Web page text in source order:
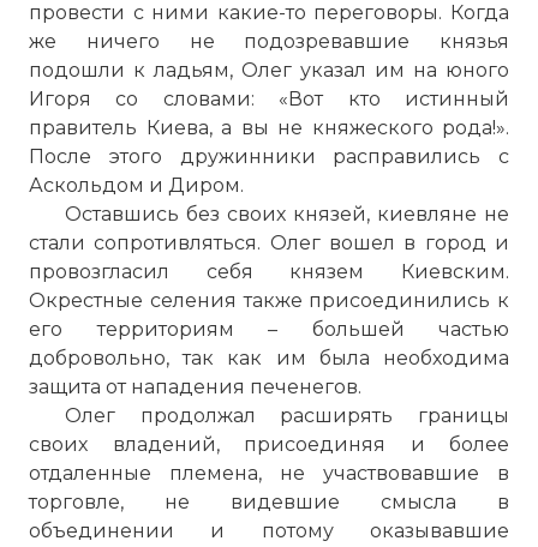
провести с ними какие-то переговоры. Когда
же ничего не подозревавшие князья
подошли к ладьям, Олег указал им на юного
Игоря со словами: «Вот кто истинный
правитель Киева, а вы не княжеского рода!».
После этого дружинники расправились с
Аскольдом и Диром.
Оставшись без своих князей, киевляне не
стали сопротивляться. Олег вошел в город и
провозгласил себя князем Киевским.
Окрестные селения также присоединились к
его территориям – большей частью
добровольно, так как им была необходима
защита от нападения печенегов.
Олег продолжал расширять границы
своих владений, присоединяя и более
отдаленные племена, не участвовавшие в
торговле, не видевшие смысла в
объединении и потому оказывавшие